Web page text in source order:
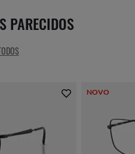
PARECIDOS
NOVO